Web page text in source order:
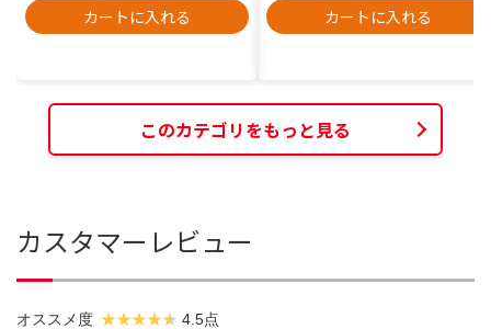
カートに入れる カートに入れる
このカテゴリをもっと見る
カスタマーレビュー
オススメ度 4.5点